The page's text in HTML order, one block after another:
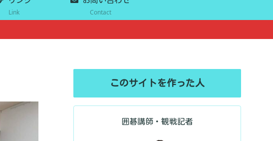
Link Contact
このサイトを作った人
囲碁講師・観戦記者